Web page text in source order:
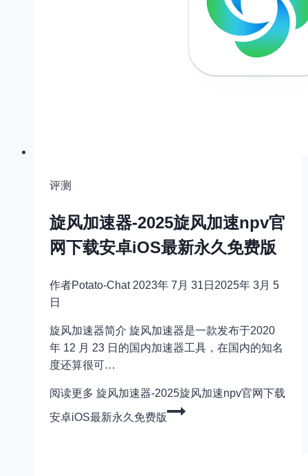
评测
旋风加速器-2025旋风加速npv官
网下载安卓iOS最新永久免费版
作者Potato-Chat 2023年 7月 31日 2025年 3月 5
日
旋风加速器简介 旋风加速器是一款发布于2020
年 12 月 23 日的国内加速器工具，在国内的知名
度还算很可…
阅读更多 旋风加速器-2025旋风加速npv官网下载
安卓iOS最新永久免费版